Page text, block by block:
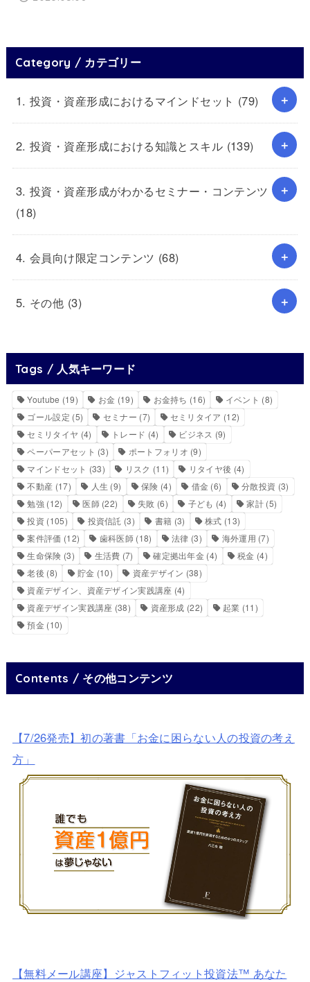
Category / カテゴリー
1. 投資・資産形成におけるマインドセット (79)
2. 投資・資産形成における知識とスキル (139)
3. 投資・資産形成がわかるセミナー・コンテンツ
(18)
4. 会員向け限定コンテンツ (68)
5. その他 (3)
Tags / 人気キーワード
Youtube (19) お金 (19) お金持ち (16) イベント (8)
ゴール設定 (5) セミナー (7) セミリタイア (12)
セミリタイヤ (4) トレード (4) ビジネス (9)
ペーパーアセット (3) ポートフォリオ (9)
マインドセット (33) リスク (11) リタイヤ後 (4)
不動産 (17) 人生 (9) 保険 (4) 借金 (6) 分散投資 (3)
勉強 (12) 医師(22) 失敗 (6) 子ども (4) 家計(5)
投資 (105) 投資信託 (3) 書籍 (3) 株式 (13)
案件評価 (12) 歯科医師 (18) 法律 (3) 海外運用 (7)
生命保険 (3) 生活費 (7) 確定拠出年金 (4) 税金 (4)
老後 (8) 貯金 (10) 資産デザイン (38)
資産デザイン、資産デザイン実践講座 (4)
資産デザイン実践講座 (38) 資産形成 (22) 起業 (11)
預金 (10)
Contents / その他コンテンツ
【7/26発売】初の著書「お金に困らない人の投資の考え
方」
【無料メール講座】ジャストフィット投資法™ あなた